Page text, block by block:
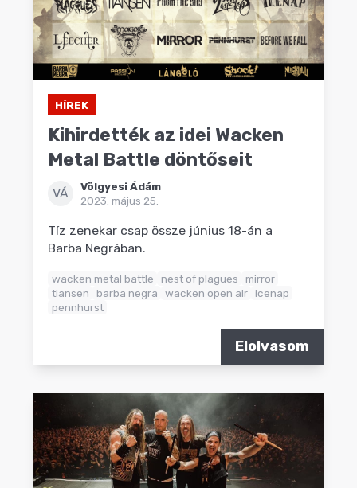
HÍREK
Kihirdették az idei Wacken
Metal Battle döntőseit
VÁ
Völgyesi Ádám
2023. május 25.
Tíz zenekar csap össze június 18-án a
Barba Negrában.
wacken metal battle nest of plagues
mirror
tiansen
barba negra wacken open air icenap
pennhurst
Elolvasom